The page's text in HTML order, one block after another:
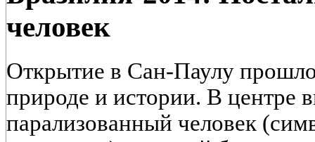
человек
Открытие в Сан-Паулу
природе и истории. В центре
парализованный человек